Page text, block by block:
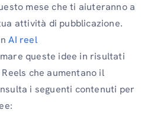
mese che ti aiuteranno a
attività di pubblicazione.
AI reel
queste idee in risultati
che aumentano il
i seguenti contenuti per